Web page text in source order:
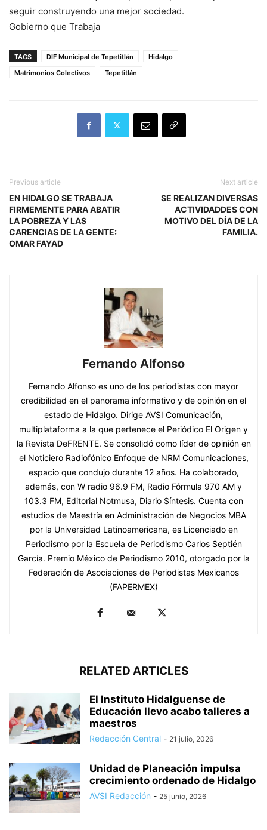
seguir construyendo una mejor sociedad.
Gobierno que Trabaja
TAGS DIF Municipal de Tepetitlán
Hidalgo
Matrimonios Colectivos
Tepetitlán
Previous article
EN HIDALGO SE TRABAJA
FIRMEMENTE PARA ABATIR
LA POBREZA Y LAS
CARENCIAS DE LA GENTE:
OMAR FAYAD
Next article
SE REALIZAN DIVERSAS
ACTIVIDADDES CON
MOTIVO DEL DÍA DE LA
FAMILIA.
Fernando Alfonso
Fernando Alfonso es uno de los periodistas con mayor
credibilidad en el panorama informativo y de opinión en el
estado de Hidalgo. Dirige AVSI Comunicación,
multiplataforma a la que pertenece el Periódico El Origen y
la Revista DeFRENTE. Se consolidó como líder de opinión en
el Noticiero Radiofónico Enfoque de NRM Comunicaciones,
espacio que condujo durante 12 años. Ha colaborado,
además, con W radio 96.9 FM, Radio Fórmula 970 AM y
103.3 FM, Editorial Notmusa, Diario Síntesis. Cuenta con
estudios de Maestría en Administración de Negocios MBA
por la Universidad Latinoamericana, es Licenciado en
Periodismo por la Escuela de Periodismo Carlos Septién
García. Premio México de Periodismo 2010, otorgado por la
Federación de Asociaciones de Periodistas Mexicanos
(FAPERMEX)
RELATED ARTICLES
El Instituto Hidalguense de
Educación llevo acabo talleres a
maestros
Redacción Central - 21 julio, 2026
Unidad de Planeación impulsa
crecimiento ordenado de Hidalgo
AVSI Redacción - 25 junio, 2026